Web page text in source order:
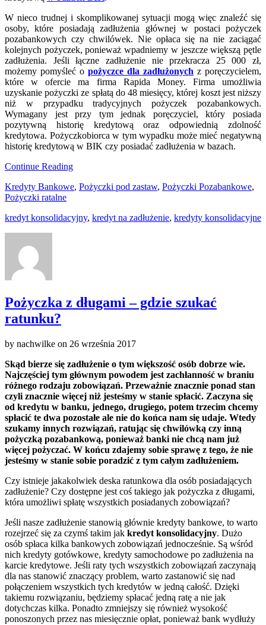
W nieco trudnej i skomplikowanej sytuacji mogą więc znaleźć się
osoby, które posiadają zadłużenia głównej w postaci pożyczek
pozabankowych czy chwilówek. Nie opłaca się na nie zaciągać
kolejnych pożyczek, ponieważ wpadniemy w jeszcze większą pętle
zadłużenia. Jeśli łączne zadłużenie nie przekracza 25 000 zł,
możemy pomyśleć o pożyczce dla zadłużonych z poręczycielem,
które w ofercie ma firma Rapida Money. Firma umożliwia
uzyskanie pożyczki ze spłatą do 48 miesięcy, której koszt jest niższy
niż w przypadku tradycyjnych pożyczek pozabankowych.
Wymagany jest przy tym jednak poręczyciel, który posiada
pozytywną historię kredytową oraz odpowiednią zdolność
kredytowa. Pożyczkobiorca w tym wypadku może mieć negatywną
historię kredytową w BIK czy posiadać zadłużenia w bazach.
Continue Reading
Kredyty Bankowe, Pożyczki pod zastaw, Pożyczki Pozabankowe,
Pożyczki ratalne
kredyt konsolidacyjny, kredyt na zadłużenie, kredyty konsolidacyjne
Pożyczka z długami – gdzie szukać
ratunku?
by nachwilke on 26 września 2017
Skąd bierze się zadłużenie o tym większość osób dobrze wie.
Najczęściej tym głównym powodem jest zachłanność w braniu
różnego rodzaju zobowiązań. Przeważnie znacznie ponad stan
czyli znacznie więcej niż jesteśmy w stanie spłacić. Zaczyna się
od kredytu w banku, jednego, drugiego, potem trzecim chcemy
spłacić te dwa pozostałe ale nie do końca nam się udaje. Wtedy
szukamy innych rozwiązań, ratując się chwilówką czy inną
pożyczką pozabankową, ponieważ banki nie chcą nam już
więcej pożyczać. W końcu zdajemy sobie sprawę z tego, że nie
jesteśmy w stanie sobie poradzić z tym całym zadłużeniem.
Czy istnieje jakakolwiek deska ratunkowa dla osób posiadających
zadłużenie? Czy dostępne jest coś takiego jak pożyczka z długami,
która umożliwi spłatę wszystkich posiadanych zobowiązań?
Jeśli nasze zadłużenie stanowią głównie kredyty bankowe, to warto
rozejrzeć się za czymś takim jak kredyt konsolidacyjny. Dużo
osób spłaca kilka bankowych zobowiązań jednocześnie. Są wśród
nich kredyty gotówkowe, kredyty samochodowe po zadłużenia na
karcie kredytowe. Jeśli raty tych wszystkich zobowiązań zaczynają
dla nas stanowić znaczący problem, warto zastanowić się nad
połączeniem wszystkich tych kredytów w jedną całość. Dzięki
takiemu rozwiązaniu, będziemy spłacać jedną ratę a nie jak
dotychczas kilka. Ponadto zmniejszy się również wysokość
ponoszonych przez nas miesięcznie opłat, ponieważ bank wydłuży